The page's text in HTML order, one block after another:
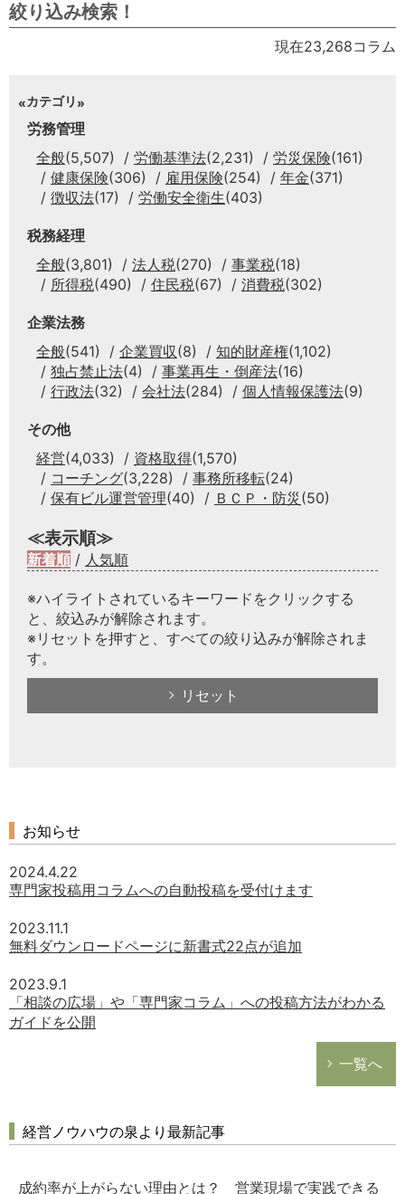
絞り込み検索！
現在23,268コラム
カテゴリ
労務管理
全般(5,507) 労働基準法(2,231) 労災保険(161)
健康保険(306) 雇用保険(254) 年金(371)
徴収法(17) 労働安全衛生(403)
税務経理
全般(3,801) 法人税(270) 事業税(18)
所得税(490) 住民税(67) 消費税(302)
企業法務
全般(541) 企業買収(8) 知的財産権(1,102)
独占禁止法(4) 事業再生・倒産法(16)
行政法(32) 会社法(284) 個人情報保護法(9)
その他
経営(4,033) 資格取得(1,570)
コーチング(3,228) 事務所移転(24)
保有ビル運営管理(40) ＢＣＰ・防災 (50)
≪表示順≫
新着順 / 人気順
※ハイライトされているキーワードをクリックする
と、絞込みが解除されます。
※リセットを押すと、すべての絞り込みが解除されま
す。
リセット
お知らせ
2024.4.22
専門家投稿用コラムへの自動投稿を受付けます
2023.11.1
無料ダウンロードページに新書式22点が追加
2023.9.1
「相談の広場」や「専門家コラム」への投稿方法がわかる
ガイドを公開
一覧へ
経営ノウハウの泉より最新記事
成約率が上がらない理由とは？ 営業現場で実践できる